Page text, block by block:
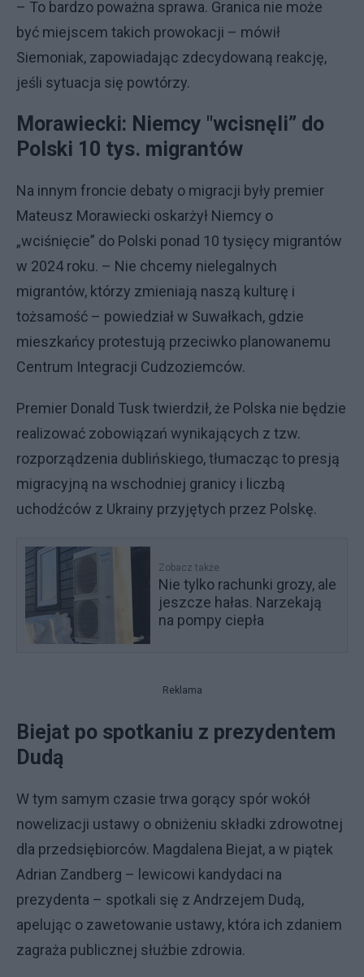
– To bardzo poważna sprawa. Granica nie może
być miejscem takich prowokacji – mówił
Siemoniak, zapowiadając zdecydowaną reakcję,
jeśli sytuacja się powtórzy.
Morawiecki: Niemcy "wcisnęli” do
Polski 10 tys. migrantów
Na innym froncie debaty o migracji były premier
Mateusz Morawiecki oskarżył Niemcy o
„wciśnięcie” do Polski ponad 10 tysięcy migrantów
w 2024 roku. – Nie chcemy nielegalnych
migrantów, którzy zmieniają naszą kulturę i
tożsamość – powiedział w Suwałkach, gdzie
mieszkańcy protestują przeciwko planowanemu
Centrum Integracji Cudzoziemców.
Premier Donald Tusk twierdził, że Polska nie będzie
realizować zobowiązań wynikających z tzw.
rozporządzenia dublińskiego, tłumacząc to presją
migracyjną na wschodniej granicy i liczbą
uchodźców z Ukrainy przyjętych przez Polskę.
Zobacz także
Nie tylko rachunki grozy, ale
jeszcze hałas. Narzekają
na pompy ciepła
Reklama
Biejat po spotkaniu z prezydentem
Dudą
W tym samym czasie trwa gorący spór wokół
nowelizacji ustawy o obniżeniu składki zdrowotnej
dla przedsiębiorców. Magdalena Biejat, a w piątek
Adrian Zandberg – lewicowi kandydaci na
prezydenta – spotkali się z Andrzejem Dudą,
apelując o zawetowanie ustawy, która ich zdaniem
zagraża publicznej służbie zdrowia.